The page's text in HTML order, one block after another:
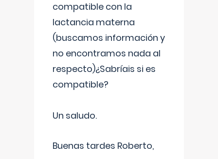
compatible con la
lactancia materna
(buscamos información y
no encontramos nada al
respecto)¿Sabríais si es
compatible?
Un saludo.
Buenas tardes Roberto,